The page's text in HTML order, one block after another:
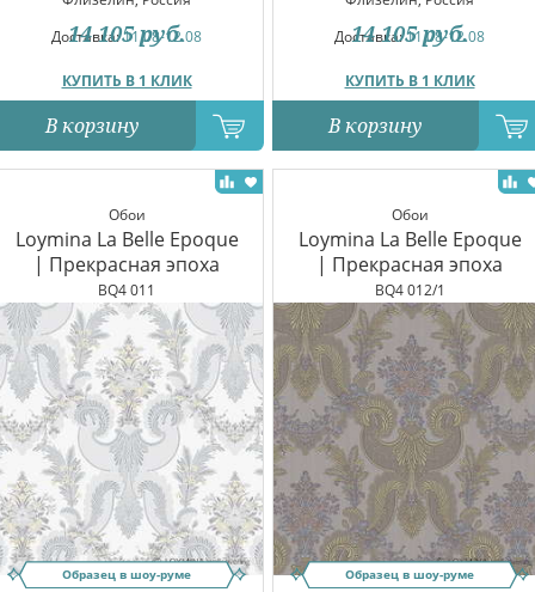
Доставка:11.08-12.08
КУПИТЬ В 1 КЛИК
14 105 руб.
В корзину
Доставка:11.08-12.08
КУПИТЬ В 1 КЛИК
14 105 руб.
В корзину
Обои
Loymina La Belle Epoque
| Прекрасная эпоха
BQ4 011
Образец в шоу-руме
Обои
Loymina La Belle Epoque
| Прекрасная эпоха
BQ4 012/1
Образец в шоу-руме